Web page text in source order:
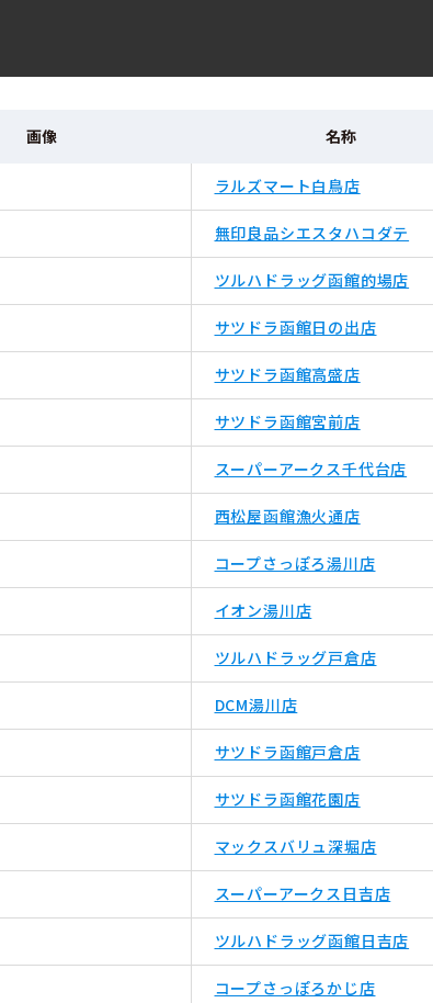
画像 名称
ラルズマート白鳥店
無印良品シエスタハコダテ
ツルハドラッグ函館的場店
サツドラ函館日の出店
サツドラ函館高盛店
サツドラ函館宮前店
スーパーアークス千代台店
西松屋函館漁火通店
コープさっぽろ湯川店
イオン湯川店
ツルハドラッグ戸倉店
DCM湯川店
サツドラ函館戸倉店
サツドラ函館花園店
マックスバリュ深堀店
スーパーアークス日吉店
ツルハドラッグ函館日吉店
コープさっぽろかじ店